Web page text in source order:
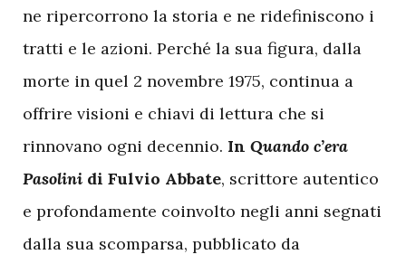
ne ripercorrono la storia e ne ridefiniscono i
tratti e le azioni. Perché la sua figura, dalla
morte in quel 2 novembre 1975, continua a
offrire visioni e chiavi di lettura che si
rinnovano ogni decennio. In Quando c’era
Pasolini di Fulvio Abbate, scrittore autentico
e profondamente coinvolto negli anni segnati
dalla sua scomparsa, pubblicato da